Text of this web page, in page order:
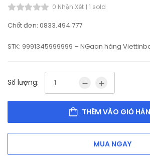
0 Nhận Xét 1 sold
Chốt đơn: 0833.494.777
STK: 9991345999999 – NGaan hàng
Số lượng:
THÊM VÀO GIỎ
MUA NGAY